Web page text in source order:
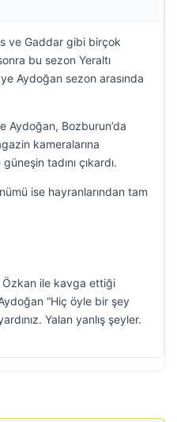
ve Gaddar gibi birçok
bu sezon Yeraltı
Aydoğan sezon arasında
Aydoğan, Bozburun’da
kameralarına
tadını çıkardı.
ise hayranlarından tam
Özkan ile kavga ettiği
“Hiç öyle bir şey
Yalan yanlış şeyler.